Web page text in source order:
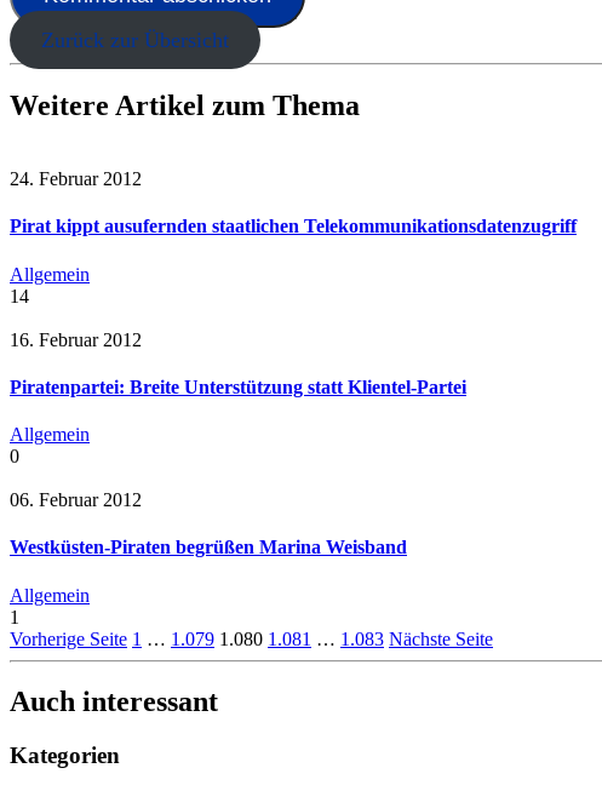
Zurück zur Übersicht
Weitere Artikel zum Thema
24. Februar 2012
Pirat kippt ausufernden staatlichen Telekommunikationsdatenzugriff
Allgemein
14
16. Februar 2012
Piratenpartei: Breite Unterstützung statt Klientel-Partei
Allgemein
0
06. Februar 2012
Westküsten-Piraten begrüßen Marina Weisband
Allgemein
1
Vorherige Seite 1 … 1.079 1.080 1.081 … 1.083 Nächste Seite
Auch interessant
Kategorien